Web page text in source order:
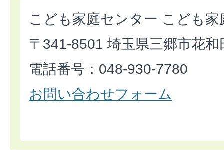
こども家庭センター こども家
〒341-8501 埼玉県三郷市花
電話番号：048-930-7780
お問い合わせフォーム